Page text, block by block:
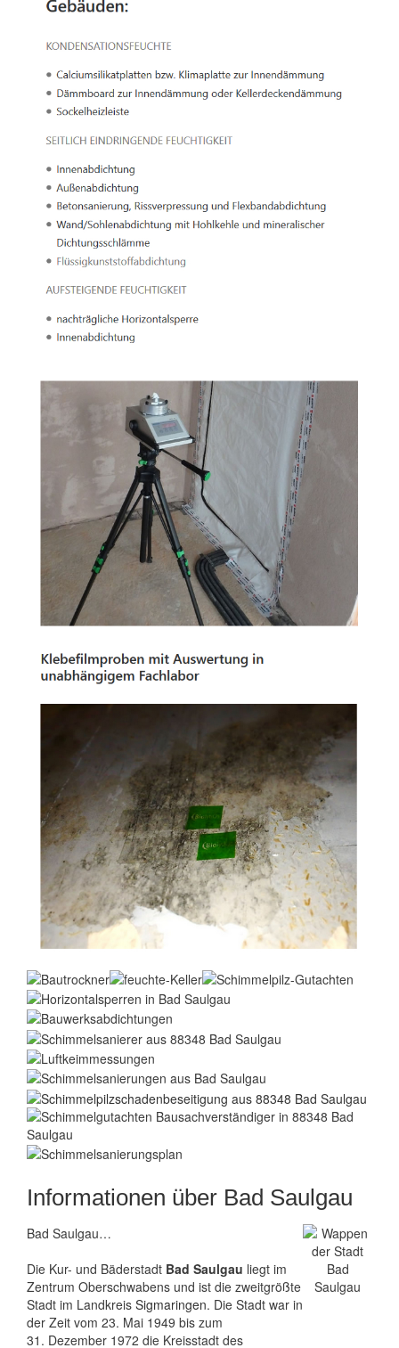
Informationen über Bad Saulgau
Bad Saulgau…
Die Kur- und Bäderstadt Bad Saulgau liegt im
Zentrum Oberschwabens und ist die zweitgrößte
Stadt im Landkreis Sigmaringen. Die Stadt war in
der Zeit vom 23. Mai 1949 bis zum
31. Dezember 1972 die Kreisstadt des